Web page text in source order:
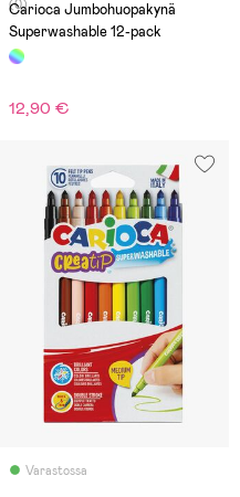
(0)
Carioca Jumbohuopakynä
Superwashable 12-pack
12,90 €
Varastossa